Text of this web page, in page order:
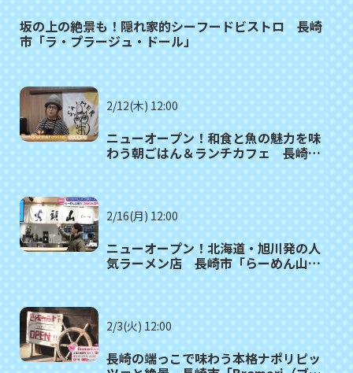
坂の上の絶景も！隠れ家的シーフードビストロ 長崎
市「ラ・プラージュ・ドール」
2/12(木) 12:00
ニューオープン！和食と魚の魅力を味
わう朝ごはん＆ランチカフェ 長崎市
2/16(月) 12:00
ニューオープン！北海道・旭川発の人
気ラーメン店 長崎市「らーめん山頭
2/3(火) 12:00
長崎の端っこで味わう本格ナポリピッ